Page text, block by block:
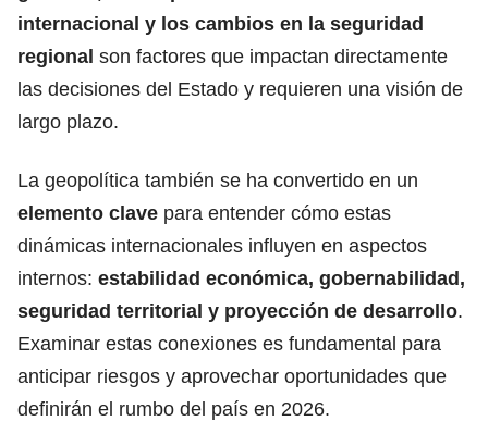
internacional y los cambios en la seguridad
regional son factores que impactan directamente
las decisiones del Estado y requieren una visión de
largo plazo.
La geopolítica también se ha convertido en un
elemento clave para entender cómo estas
dinámicas internacionales influyen en aspectos
internos: estabilidad económica, gobernabilidad,
seguridad territorial y proyección de desarrollo.
Examinar estas conexiones es fundamental para
anticipar riesgos y aprovechar oportunidades que
definirán el rumbo del país en 2026.